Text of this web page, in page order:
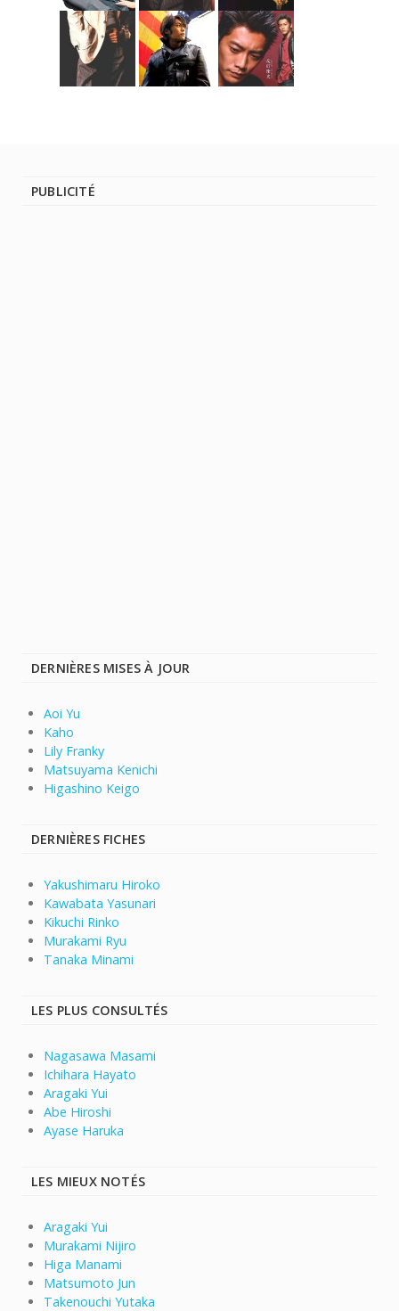
PUBLICITÉ
DERNIÈRES MISES À JOUR
Aoi Yu
Kaho
Lily Franky
Matsuyama Kenichi
Higashino Keigo
DERNIÈRES FICHES
Yakushimaru Hiroko
Kawabata Yasunari
Kikuchi Rinko
Murakami Ryu
Tanaka Minami
LES PLUS CONSULTÉS
Nagasawa Masami
Ichihara Hayato
Aragaki Yui
Abe Hiroshi
Ayase Haruka
LES MIEUX NOTÉS
Aragaki Yui
Murakami Nijiro
Higa Manami
Matsumoto Jun
Takenouchi Yutaka